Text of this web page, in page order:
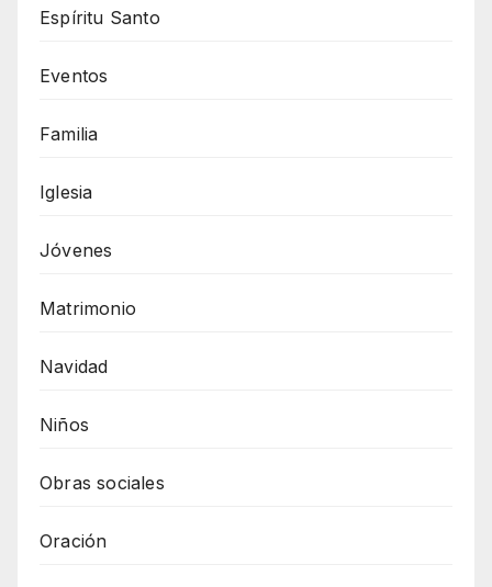
Espíritu Santo
Eventos
Familia
Iglesia
Jóvenes
Matrimonio
Navidad
Niños
Obras sociales
Oración